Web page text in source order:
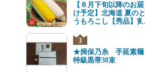
【８月下旬以降のお届
け予定】北海道 夏のと
うもろこし【秀品】黄
ズ3
★揖保乃糸 手延素麺
特級黒帯30束